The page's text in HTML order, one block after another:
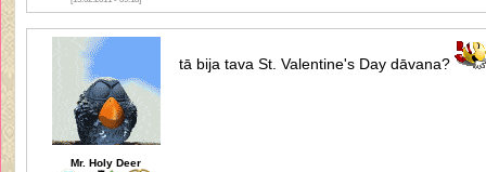
Mr. Holy Deer
tā bija tava St. Valentine's Day dāvana?